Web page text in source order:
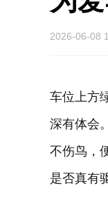
2026-06-08
车位上方
深有体会
不伤鸟，
是否真有